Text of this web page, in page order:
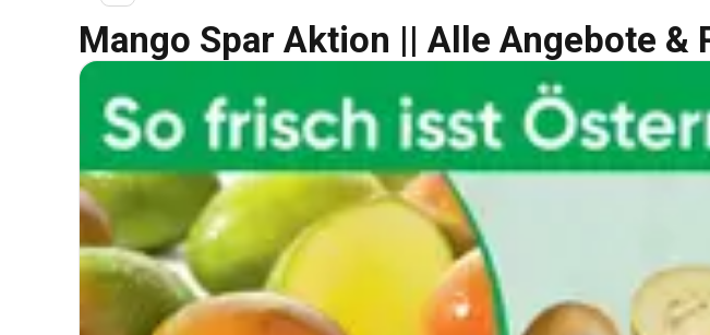
Mango Spar Aktion || Alle Angebote &